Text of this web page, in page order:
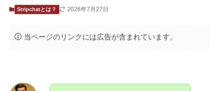
Stripchatとは？ 2026年7月27日
当ページのリンクには広告が含まれています。